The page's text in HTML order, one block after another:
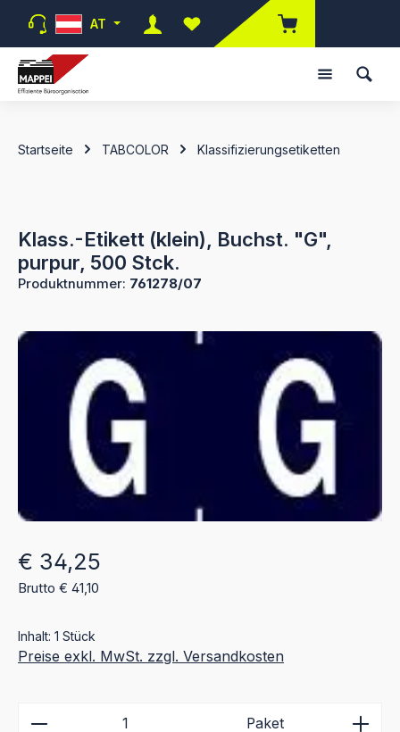
Zum Hauptinhalt springen
AT
Du hast 0 Produkte auf dem
Startseite TABCOLOR Klassifizierungsetiketten
Klass.-Etikett (klein), Buchst. "G",
purpur, 500 Stck.
Produktnummer: 761278/07
Bildergalerie überspringen
Regulärer Preis:
€ 34,25
Brutto € 41,10
Inhalt: 1 Stück
Preise exkl. MwSt. zzgl. Versandkosten
Produkt Anzahl: Gib den gewünschten Wert ein
Paket